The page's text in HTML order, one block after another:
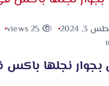
2024
بجوار نجلها